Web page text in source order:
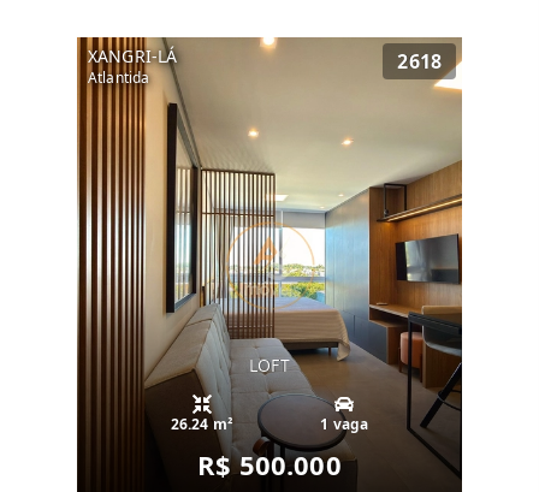
XANGRI-LÁ
Atlantida
2618
LOFT
26.24 m² 1 vaga
R$ 500.000